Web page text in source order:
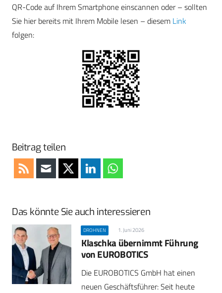
QR-Code auf Ihrem Smartphone einscannen oder – sollten
Sie hier bereits mit Ihrem Mobile lesen – diesem Link
folgen:
Beitrag teilen
Das könnte Sie auch interessieren
DROHNEN 1. Juni 2026
Klaschka übernimmt Führung
von EUROBOTICS
Die EUROBOTICS GmbH hat einen
neuen Geschäftsführer: Seit heute